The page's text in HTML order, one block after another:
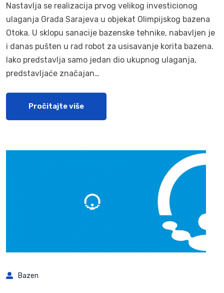
Nastavlja se realizacija prvog velikog investicionog
ulaganja Grada Sarajeva u objekat Olimpijskog bazena
Otoka. U sklopu sanacije bazenske tehnike, nabavljen je
i danas pušten u rad robot za usisavanje korita bazena.
Iako predstavlja samo jedan dio ukupnog ulaganja,
predstavljaće značajan…
Pročitajte više
Bazen